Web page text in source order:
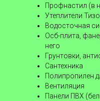
Профнастил (в
Утеплители
Водосточная
Осб-плита,
него
Грунтовки,
Сантехника
Полипропилен
Вентиляция
Панели ПВХ